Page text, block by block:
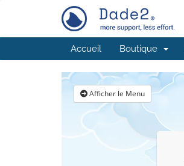
Accueil Boutique
Afficher le Menu